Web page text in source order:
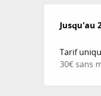
Du9
Jusqu'au
Tarif
30€ sans